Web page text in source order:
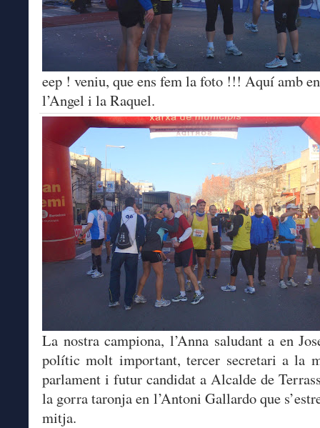
eep ! veniu, que ens fem la foto !!! Aquí amb
l’Angel i la Raquel.
La nostra campiona, l’Anna saludant a en
polític molt important, tercer secretari a la
parlament i futur candidat a Alcalde de
la gorra taronja en l’Antoni Gallardo que
mitja.